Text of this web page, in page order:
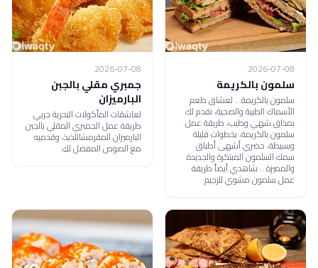
2026-07-08
سلمون بالكريمة
سلمون بالكريمة .. لعشاق طعم
الأسماك الطيبة والصحية، نقدم لك
بمذاق شهي وطيب، طريقة عمل
سلمون بالكريمة، بخطوات قليلة
وبسيطة، حضري أشهى أطباق
سمك السلمون المبتكرة والجديدة
والمميزة .. شاهدي أيضاً طريقة
عمل سلمون مشوي للرجيم
2026-07-08
جمبري مقلي بالجبن
البارميزان
لعاشقات المأكولات البحرية جربي
طريقة عمل الجمبري المقلي بالجبن
البارميزان المقرمشاللذيذ، وقدميه
مع الصوص المفضل لكِ.